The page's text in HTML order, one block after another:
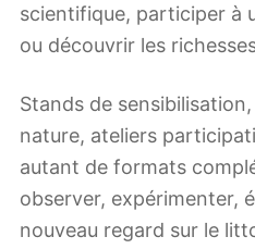
scientifique, participer à
ou découvrir les
Stands de
nature, ateliers
autant de formats
observer, expérimenter,
nouveau regard sur le